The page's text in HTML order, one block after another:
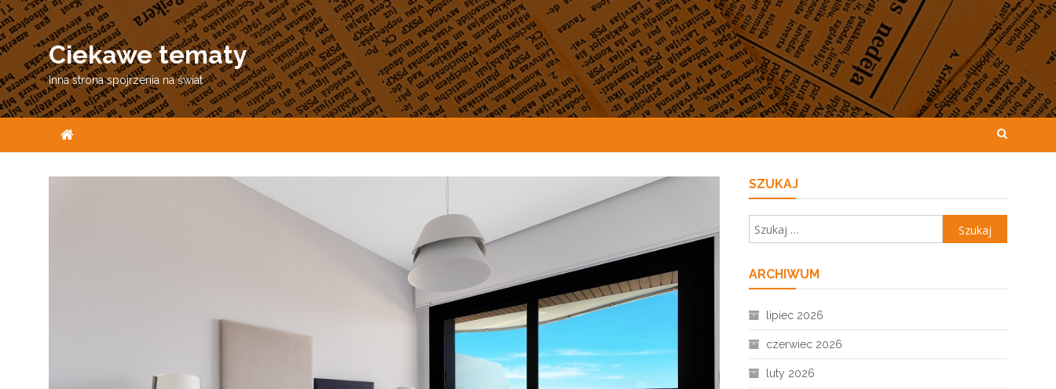
Skip
to
content
Ciekawe tematy
Inna strona spojrzenia na świat
SZUKAJ
ARCHIWUM
lipiec 2026
czerwiec 2026
luty 2026